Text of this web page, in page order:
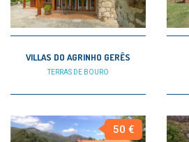
VILLAS DO AGRINHO GERÊS
TERRAS DE BOURO
50 €